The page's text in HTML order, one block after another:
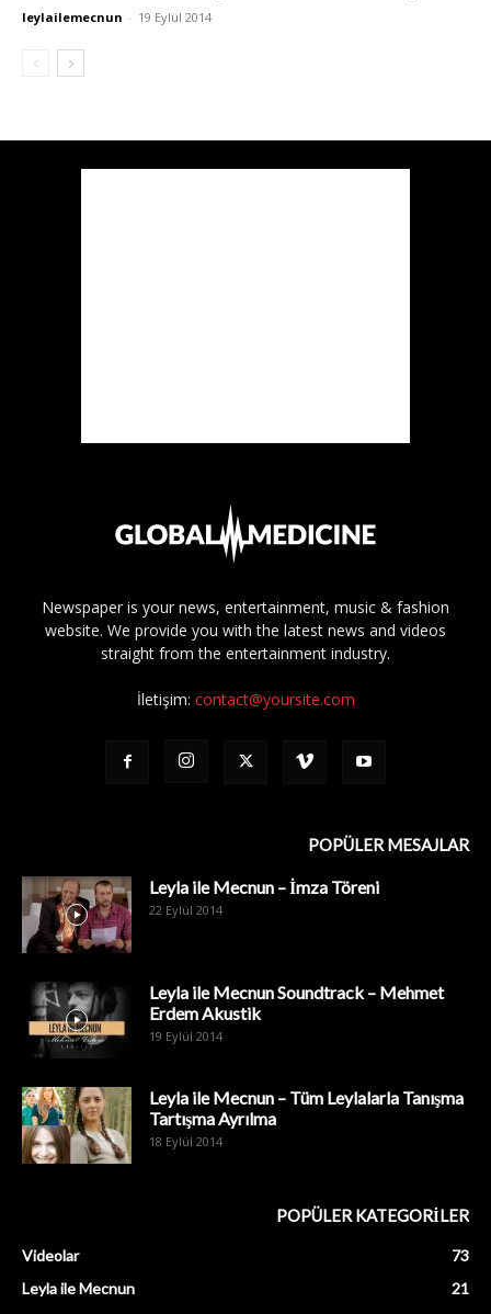
leylailemecnun - 19 Eylül 2014
Newspaper is your news, entertainment, music & fashion
website. We provide you with the latest news and videos
straight from the entertainment industry.
İletişim: contact@yoursite.com
POPÜLER MESAJLAR
Leyla ile Mecnun – İmza Töreni
22 Eylül 2014
Leyla ile Mecnun Soundtrack – Mehmet
Erdem Akustik
19 Eylül 2014
Leyla ile Mecnun – Tüm Leylalarla Tanışma
Tartışma Ayrılma
18 Eylül 2014
POPÜLER KATEGORİLER
Videolar
73
Leyla ile Mecnun
21